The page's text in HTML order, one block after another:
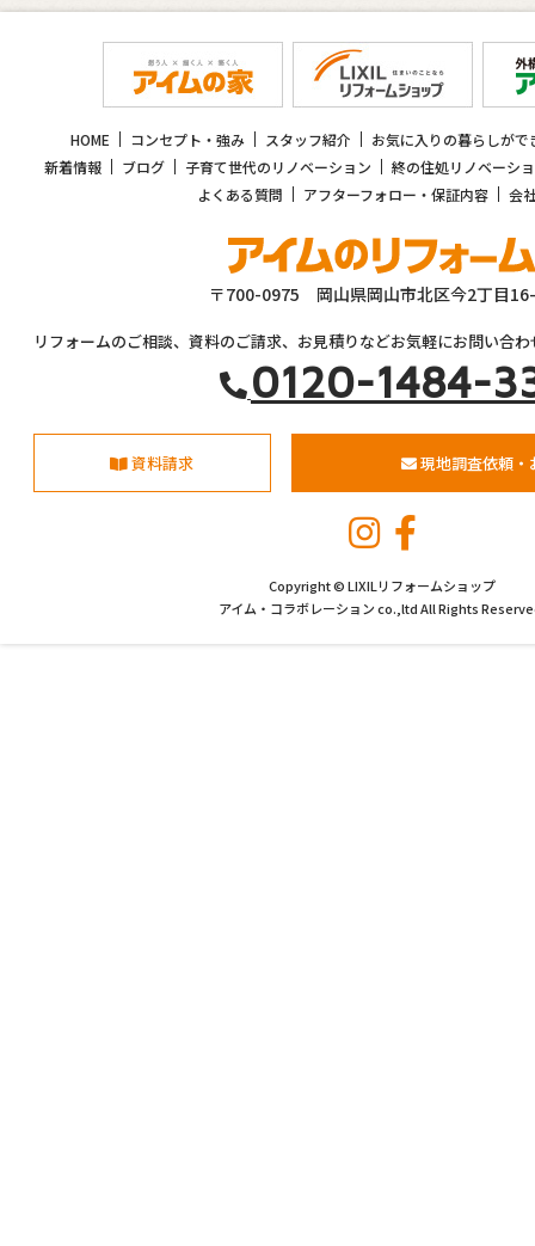
HOME コンセプト・強み スタッフ紹介
お気に入りの暮らしがで
新着情報
ブログ 子育て世代のリノベーション
終の住処リノベーシ
よくある質問
アフターフォロー・保証内容 会
〒700-0975 岡山県岡山市北区今2丁目
リフォームのご相談、資料のご請求、お見積りなどお気軽にお問い合
0120-1484-
資料請求 現地調査依頼・
Copyright © LIXILリフォームショップ
アイム・コラボレーション co.,ltd All Rights